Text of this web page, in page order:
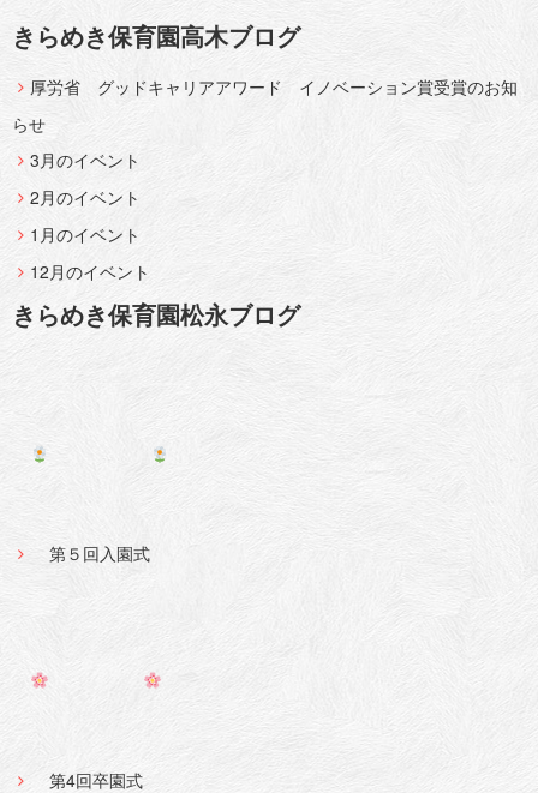
きらめき保育園高木ブログ
厚労省 グッドキャリアアワード イノベーション賞受賞のお知
らせ
3月のイベント
2月のイベント
1月のイベント
12月のイベント
きらめき保育園松永ブログ
第５回入園式
第4回卒園式